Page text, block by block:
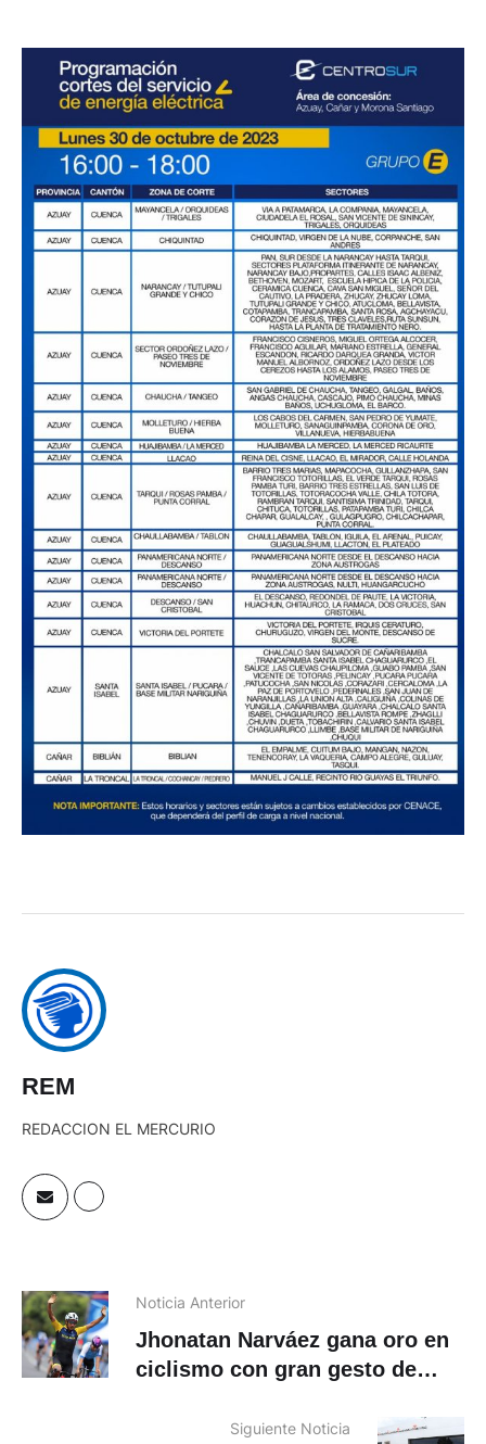
REM
REDACCION EL MERCURIO
Noticia Anterior
Jhonatan Narváez gana oro en
ciclismo con gran gesto de
Siguiente Noticia